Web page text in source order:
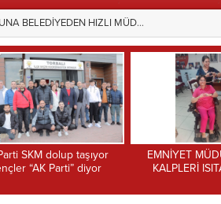
Yaşayacak
MÜDÜRÜ’NDEN
ISITAN DAVET
Torbalı
Başhekim